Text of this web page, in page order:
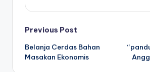
Post
navigation
Previous Post
Belanja Cerdas Bahan
Masakan Ekonomis